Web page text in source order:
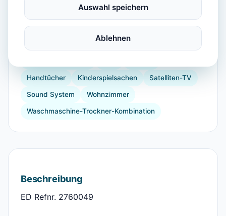
Kühlschrank Mikrowelle
Geschirrspüler Terrasse Garten
Handtücher Kinderspielsachen Satelliten-TV
Sound System Wohnzimmer
Waschmaschine-Trockner-Kombination
Beschreibung
ED Refnr. 2760049
Auswahl speichern
Ablehnen